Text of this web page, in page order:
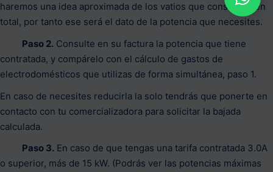
haremos una idea aproximada de los vatios que consumen en
total, por tanto ese será el dato de la potencia que necesites.
Paso 2. Consulte en su factura la potencia que tiene
contratada, y compárelo con el cálculo de gastos de
electrodomésticos que utilizas de forma simultánea, paso 1.
En caso de necesites reducirla la solo tendrás que ponerte en
contacto con tu comercializadora para solicitar la bajada
calculada.
Paso 3. En caso de que tengas una tarifa contratada 3.0A
o superior, más de 15 kW. (Podrás ver las potencias máximas